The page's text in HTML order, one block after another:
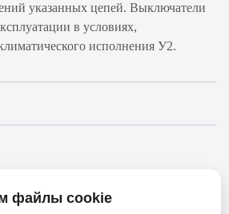
указанных цепей. Выключатели
в условиях,
исполнения У2.
характеристики могут отличаться от реального
файлы cookie